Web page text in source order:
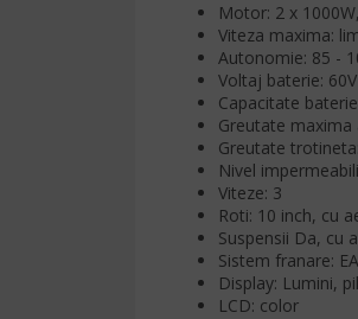
Motor: 2 x
Viteza maxima:
Autonomie: 85 -
Voltaj baterie: 60V
Capacitate
Greutate maxima
Greutate
Nivel
Viteze: 3
Roti: 10 inch, cu
Suspensii Da, cu
Sistem franare:
Display: Lumini,
LCD: color